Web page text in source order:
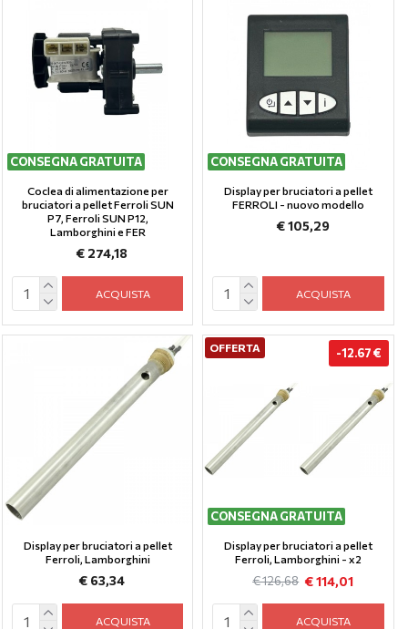
CONSEGNA GRATUITA
Coclea di alimentazione per
bruciatori a pellet Ferroli SUN
P7, Ferroli SUN P12,
Lamborghini e FER
€ 274,18
ACQUISTA
CONSEGNA GRATUITA
Display per bruciatori a pellet
FERROLI - nuovo modello
€ 105,29
ACQUISTA
Display per bruciatori a pellet
Ferroli, Lamborghini
€ 63,34
ACQUISTA
OFFERTA
CONSEGNA GRATUITA
-12.67 €
Display per bruciatori a pellet
Ferroli, Lamborghini - x2
€ 114,01
€ 126,68
ACQUISTA